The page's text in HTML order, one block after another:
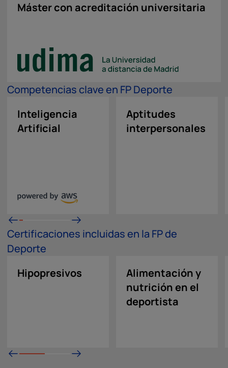
Máster con acreditación universitaria
Competencias clave en FP Deporte
Inteligencia
Artificial
Aptitudes
interpersonales
Certificaciones incluidas en la FP de
Deporte
Hipopresivos
Alimentación y
nutrición en el
deportista